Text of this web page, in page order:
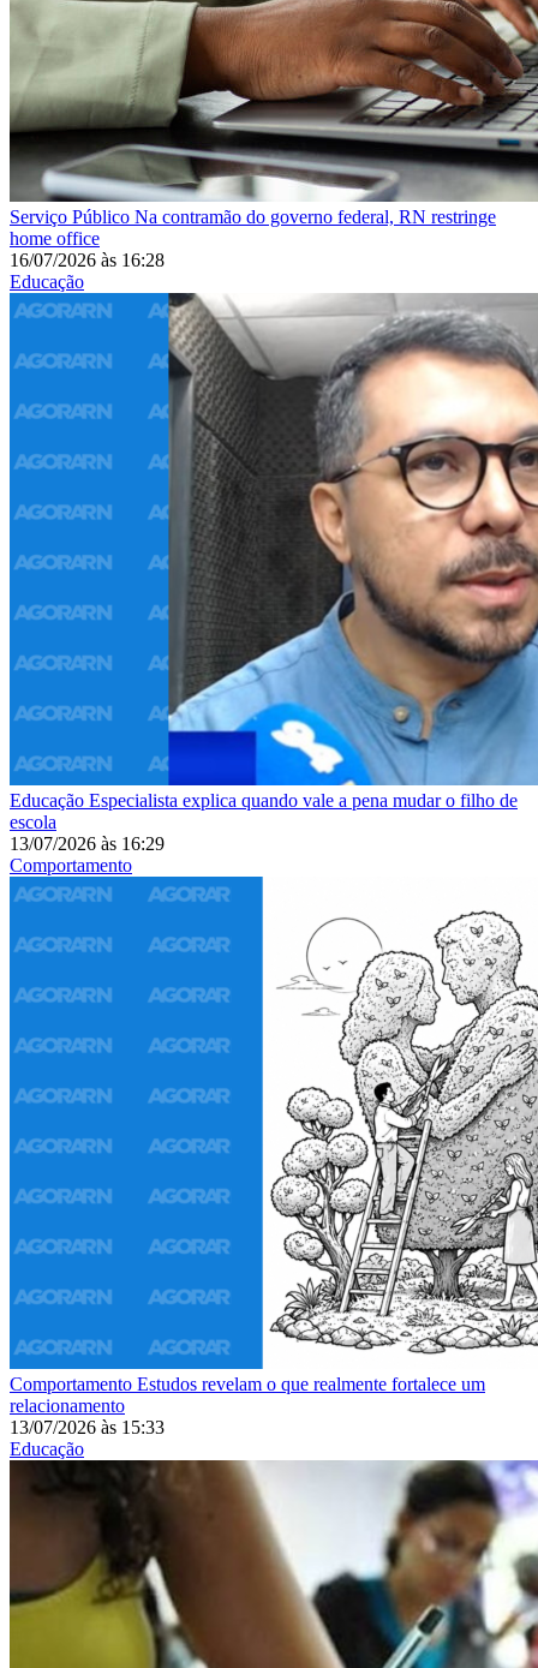
Serviço Público Na contramão do governo federal, RN restringe
home office
16/07/2026 às 16:28
Educação
Educação Especialista explica quando vale a pena mudar o filho de
escola
13/07/2026 às 16:29
Comportamento
Comportamento Estudos revelam o que realmente fortalece um
relacionamento
13/07/2026 às 15:33
Educação